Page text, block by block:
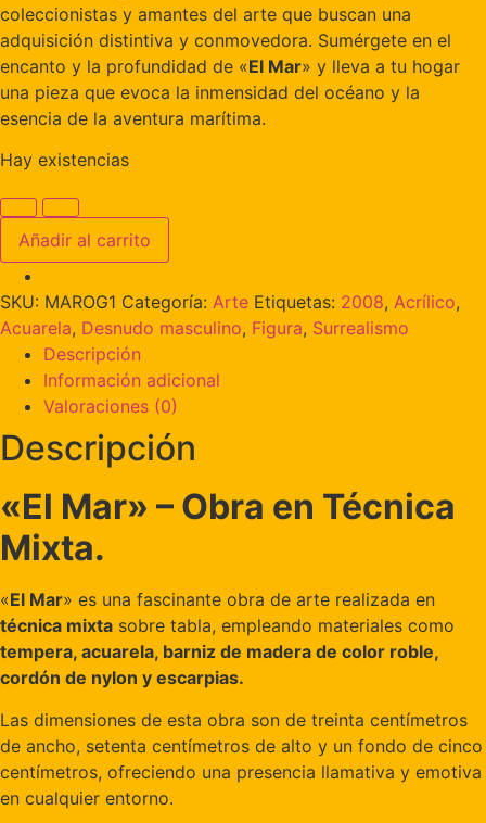
coleccionistas y amantes del arte que buscan una
adquisición distintiva y conmovedora. Sumérgete en el
encanto y la profundidad de «El Mar» y lleva a tu hogar
una pieza que evoca la inmensidad del océano y la
esencia de la aventura marítima.
Hay existencias
Añadir al carrito
SKU: MAROG1 Categoría: Arte Etiquetas: 2008, Acrílico,
Acuarela, Desnudo masculino, Figura, Surrealismo
Descripción
Información adicional
Valoraciones (0)
Descripción
«El Mar» – Obra en Técnica
Mixta.
«El Mar» es una fascinante obra de arte realizada en
técnica mixta sobre tabla, empleando materiales como
tempera, acuarela, barniz de madera de color roble,
cordón de nylon y escarpias.
Las dimensiones de esta obra son de treinta centímetros
de ancho, setenta centímetros de alto y un fondo de cinco
centímetros, ofreciendo una presencia llamativa y emotiva
en cualquier entorno.